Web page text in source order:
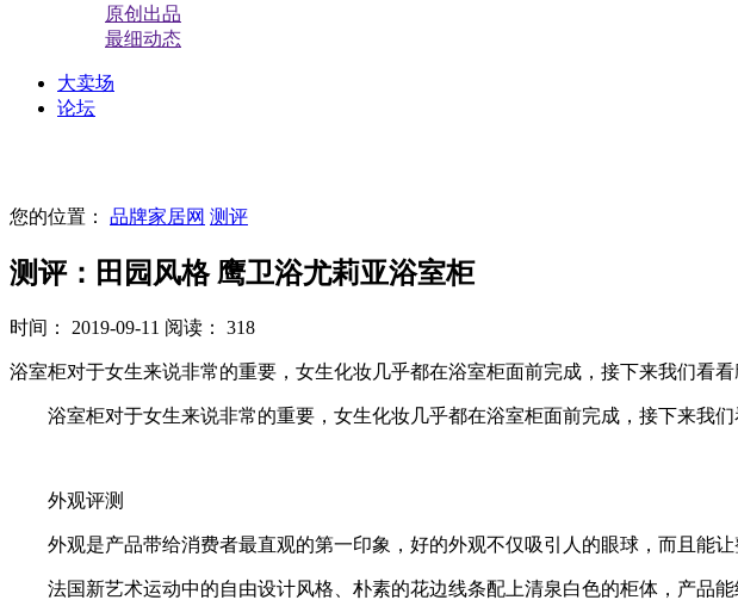
原创出品
最细动态
大卖场
论坛
您的位置： 品牌家居网 测评
测评：田园风格 鹰卫浴尤莉亚浴室柜
时间： 2019-09-11 阅读： 318
浴室柜对于女生来说非常的重要，女生化妆几乎都在浴室柜面前完成，接下来我们看看
浴室柜对于女生来说非常的重要，女生化妆几乎都在浴室柜面前完成，接下来我们
外观评测
外观是产品带给消费者最直观的第一印象，好的外观不仅吸引人的眼球，而且能让
法国新艺术运动中的自由设计风格、朴素的花边线条配上清泉白色的柜体，产品能